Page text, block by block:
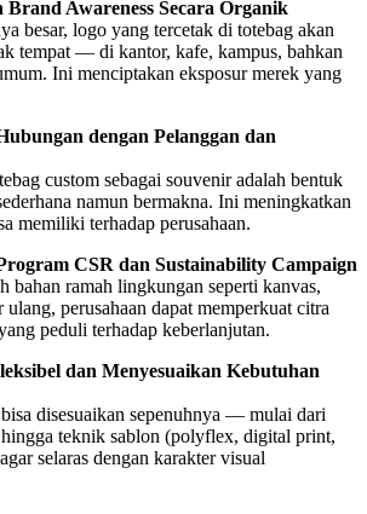
Awareness Secara Organik
besar, logo yang tercetak di totebag akan
tempat — di kantor, kafe, kampus, bahkan
Ini menciptakan eksposur merek yang
dengan Pelanggan dan
custom sebagai souvenir adalah bentuk
namun bermakna. Ini meningkatkan
memiliki terhadap perusahaan.
CSR dan Sustainability Campaign
bahan ramah lingkungan seperti kanvas,
ulang, perusahaan dapat memperkuat citra
peduli terhadap keberlanjutan.
dan Menyesuaikan Kebutuhan
disesuaikan sepenuhnya — mulai dari
teknik sablon (polyflex, digital print,
selaras dengan karakter visual